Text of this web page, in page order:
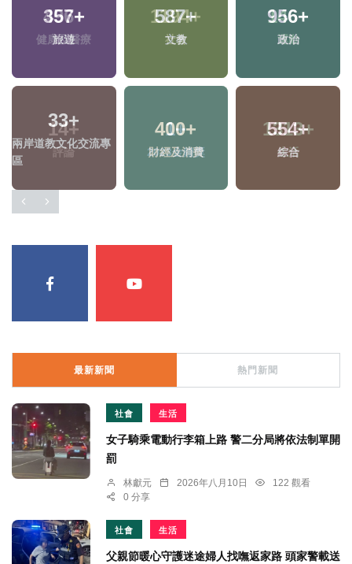
496+
健康及醫療
1194+
社會
146+
運動
14+
評論
1+
2023金鐘獎
1313+
生活
最新新聞 熱門新聞
社會 生活
女子騎乘電動行李箱上路 警二分局將依法制單開
罰
林獻元 2026年八月10日
122 觀看
0 分享
社會 生活
父親節暖心守護迷途婦人找嘸返家路 頭家警載送